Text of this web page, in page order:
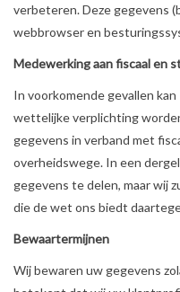
verbeteren. Deze gegevens
webbrowser en
Medewerking aan fiscaal en
In voorkomende gevallen
wettelijke verplichting
gegevens in verband met
overheidswege. In een
gegevens te delen, maar wij
die de wet ons biedt
Bewaartermijnen
Wij bewaren uw gegevens